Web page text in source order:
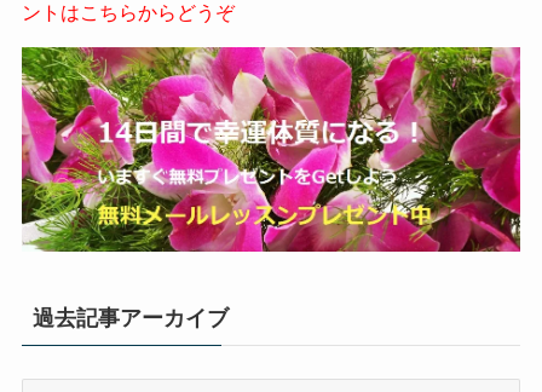
ントはこちらからどうぞ
過去記事アーカイブ